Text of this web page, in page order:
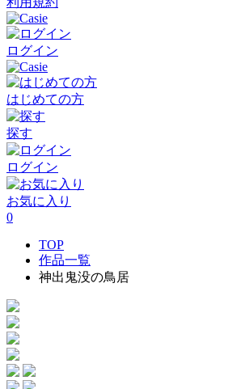
ログイン
はじめての方
探す
ログイン
お気に入り
0
TOP
作品一覧
神出鬼没の鳥居